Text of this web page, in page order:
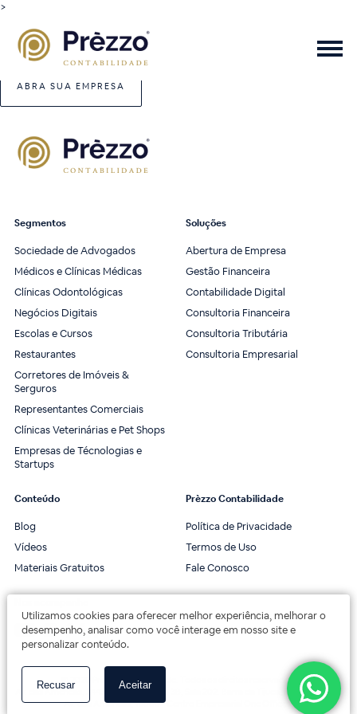
>
Utilizamos cookies para oferecer melhor experiência, melhorar o
desempenho, analisar como você interage em nosso site e
personalizar conteúdo.
Recusar Aceitar
ABRA SUA EMPRESA
Segmentos
Sociedade de Advogados
Médicos e Clínicas Médicas
Clínicas Odontológicas
Negócios Digitais
Escolas e Cursos
Restaurantes
Corretores de Imóveis &
Serguros
Representantes Comerciais
Clínicas Veterinárias e Pet Shops
Empresas de Técnologias e
Startups
Soluções
Abertura de Empresa
Gestão Financeira
Contabilidade Digital
Consultoria Financeira
Consultoria Tributária
Consultoria Empresarial
Conteúdo
Blog
Vídeos
Materiais Gratuitos
Prèzzo Contabilidade
Política de Privacidade
Termos de Uso
Fale Conosco
© 2020 Prèzzo Contabilidade. Todos os direitos reservados.
Av. das Américas, 3443, 2º andar, Bloco 3B, Sala 202. Barra da Tijuca, Rio de Janeiro.
Av. das Américas, 18000 - Centro Empresarial One Offices.